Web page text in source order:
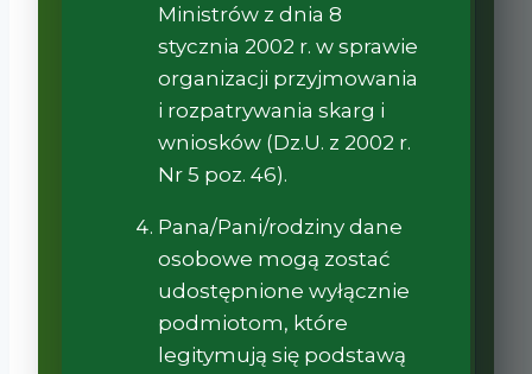
Ministrów z dnia 8
stycznia 2002 r. w sprawie
organizacji przyjmowania
i rozpatrywania skarg i
wniosków (Dz.U. z 2002 r.
Nr 5 poz. 46).
Pana/Pani/rodziny dane
osobowe mogą zostać
udostępnione wyłącznie
podmiotom, które
legitymują się podstawą